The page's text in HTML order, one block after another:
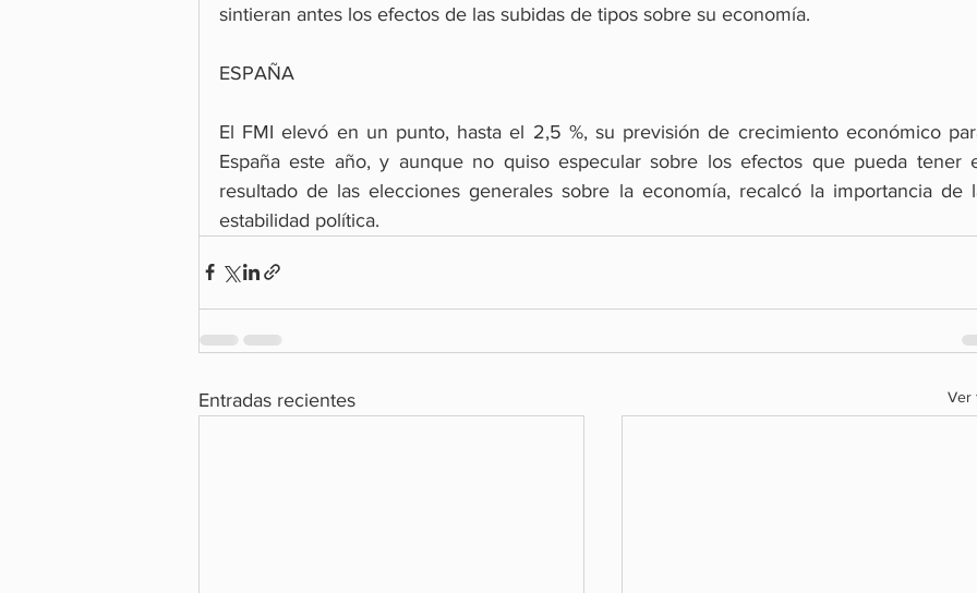
sintieran antes los efectos de las subidas de tipos sobre su economía.
ESPAÑA
El FMI elevó en un punto, hasta el 2,5 %, su previsión de crecimiento económico
España este año, y aunque no quiso especular sobre los efectos que pueda tener
resultado de las elecciones generales sobre la economía, recalcó la importancia de
estabilidad política.
Entradas recientes Ver